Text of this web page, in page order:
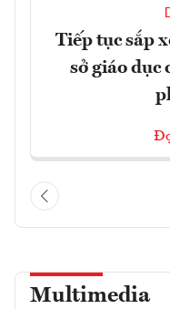
Tiếp tục sắp
sở giáo dục
Multimedia